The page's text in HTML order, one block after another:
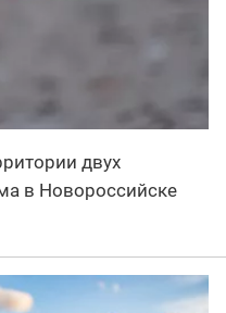
двух
в Новороссийске